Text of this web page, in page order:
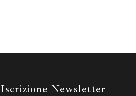
Iscrizione Newsletter